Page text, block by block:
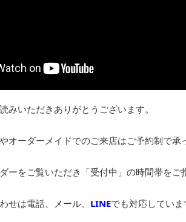
みいただきありがとうございます。
オーダーメイドでのご来店はご予約制で承
ーをご覧いただき「受付中」の時間帯をご
せは電話、メール、 LINEでも対応していま